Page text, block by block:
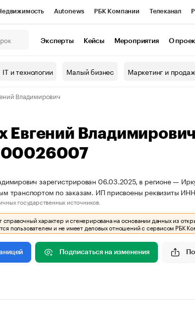
Autonews РБК Компании Телеканал
контрагентов
Эксперты Кейсы Мероприятия О
IT и технологии Малый бизнес Маркетинг и
Владимирович
Евгений
зарегистрирован 06.03.2025, в регионе —
транспортом по заказам. ИП присвоены реквизиты
государственных источников.
характер и сгенерирована на основании данных из
пользователем и не имеет деловых отношений с сервисом РБК
Подписаться на изменения